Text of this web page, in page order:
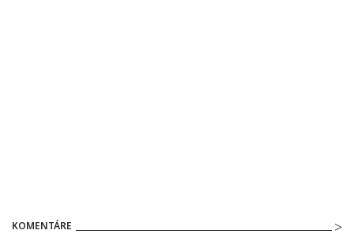
KOMENTÁRE